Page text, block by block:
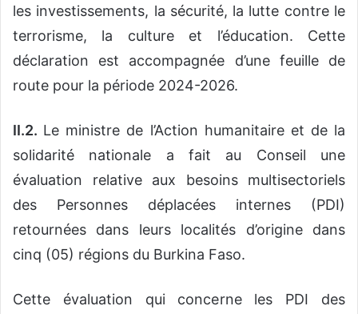
les investissements, la sécurité, la lutte contre le
terrorisme, la culture et l’éducation. Cette
déclaration est accompagnée d’une feuille de
route pour la période 2024-2026.
II.2. Le ministre de l’Action humanitaire et de la
solidarité nationale a fait au Conseil une
évaluation relative aux besoins multisectoriels
des Personnes déplacées internes (PDI)
retournées dans leurs localités d’origine dans
cinq (05) régions du Burkina Faso.
Cette évaluation qui concerne les PDI des